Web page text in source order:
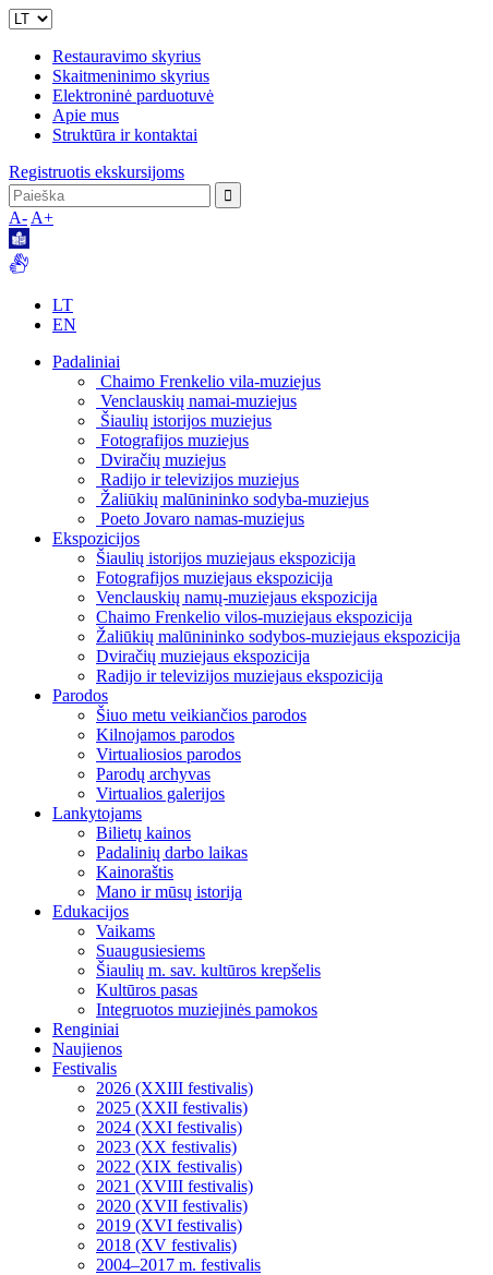
Restauravimo skyrius
Skaitmeninimo skyrius
Elektroninė parduotuvė
Apie mus
Struktūra ir kontaktai
Registruotis ekskursijoms
A- A+
LT
EN
Padaliniai
Chaimo Frenkelio vila-muziejus
Venclauskių namai-muziejus
Šiaulių istorijos muziejus
Fotografijos muziejus
Dviračių muziejus
Radijo ir televizijos muziejus
Žaliūkių malūnininko sodyba-muziejus
Poeto Jovaro namas-muziejus
Ekspozicijos
Šiaulių istorijos muziejaus ekspozicija
Fotografijos muziejaus ekspozicija
Venclauskių namų-muziejaus ekspozicija
Chaimo Frenkelio vilos-muziejaus ekspozicija
Žaliūkių malūnininko sodybos-muziejaus ekspozicija
Dviračių muziejaus ekspozicija
Radijo ir televizijos muziejaus ekspozicija
Parodos
Šiuo metu veikiančios parodos
Kilnojamos parodos
Virtualiosios parodos
Parodų archyvas
Virtualios galerijos
Lankytojams
Bilietų kainos
Padalinių darbo laikas
Kainoraštis
Mano ir mūsų istorija
Edukacijos
Vaikams
Suaugusiesiems
Šiaulių m. sav. kultūros krepšelis
Kultūros pasas
Integruotos muziejinės pamokos
Renginiai
Naujienos
Festivalis
2026 (XXIII festivalis)
2025 (XXII festivalis)
2024 (XXI festivalis)
2023 (XX festivalis)
2022 (XIX festivalis)
2021 (XVIII festivalis)
2020 (XVII festivalis)
2019 (XVI festivalis)
2018 (XV festivalis)
2004–2017 m. festivalis